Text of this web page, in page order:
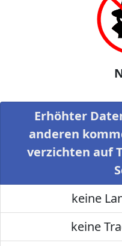
Erhöhter
anderen
verzichten auf
keine
keine